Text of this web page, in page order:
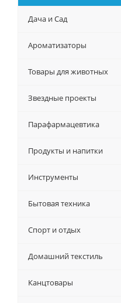
Дача и Сад
Ароматизаторы
Товары для животных
Звездные проекты
Парафармацевтика
Продукты и напитки
Инструменты
Бытовая техника
Спорт и отдых
Домашний текстиль
Канцтовары